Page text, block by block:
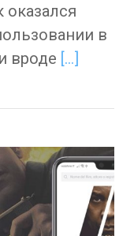
в
вроде […]